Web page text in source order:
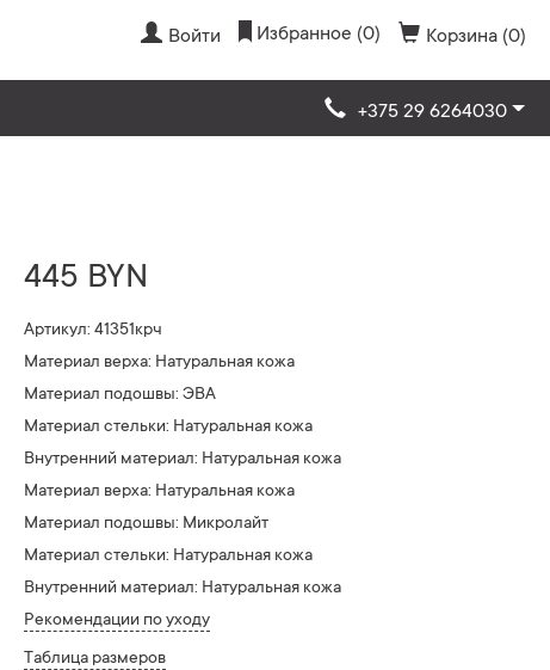
Войти Избранное (0) Корзина (0)
+375 29 6264030
445 BYN
Артикул: 41351крч
Материал верха: Натуральная кожа
Материал подошвы: ЭВА
Материал стельки: Натуральная кожа
Внутренний материал: Натуральная кожа
Материал верха: Натуральная кожа
Материал подошвы: Микролайт
Материал стельки: Натуральная кожа
Внутренний материал: Натуральная кожа
Рекомендации по уходу
Таблица размеров